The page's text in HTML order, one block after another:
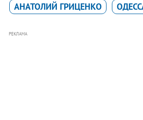
АНАТОЛИЙ ГРИЦЕНКО
РЕКЛАМА